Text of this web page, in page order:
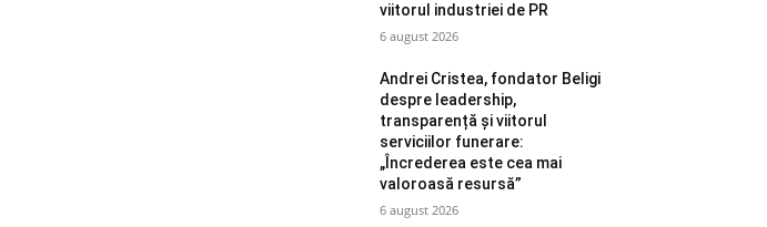
viitorul industriei de PR
6 august 2026
Andrei Cristea, fondator Beligi
despre leadership,
transparență și viitorul
serviciilor funerare:
„Încrederea este cea mai
valoroasă resursă”
6 august 2026